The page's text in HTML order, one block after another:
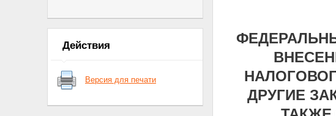
Действия
Версия для печати
ДРУГИЕ